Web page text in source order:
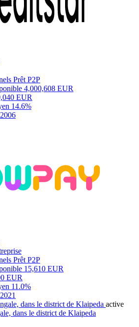
Prêt P2P
4,000,608 EUR
EUR
14.6%
2006
Prêt P2P
15,610 EUR
EUR
11.0%
2021
active
dans le district de Klaipeda